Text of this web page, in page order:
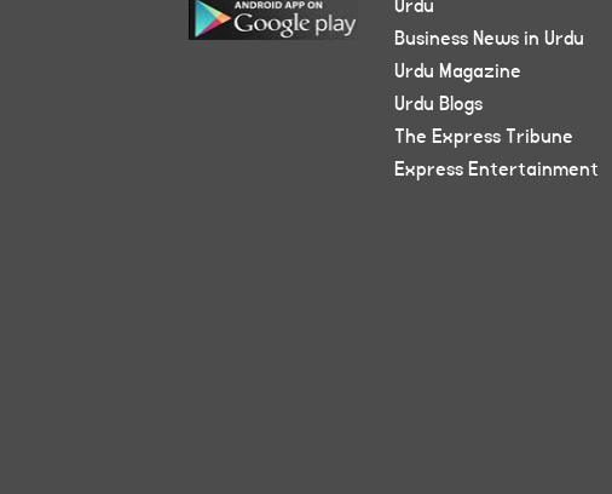
Urdu
Business News in Urdu
Urdu Magazine
Urdu Blogs
The Express Tribune
Express Entertainment